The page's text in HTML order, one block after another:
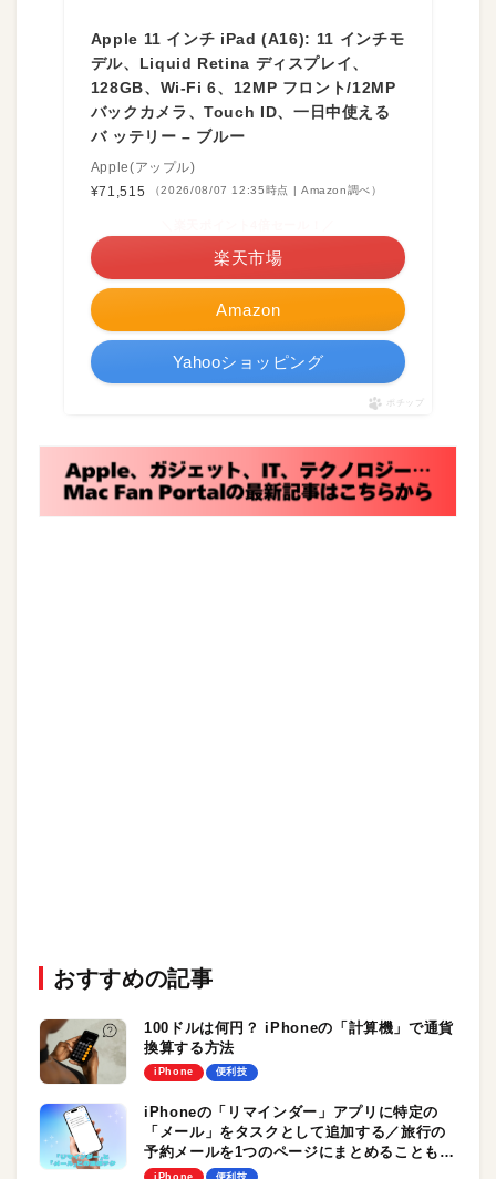
Apple 11 インチ iPad (A16): 11 インチモ
デル、Liquid Retina ディスプレイ、
128GB、Wi-Fi 6、12MP フロント/12MP
バックカメラ、Touch ID、一日中使える
バ ッテリー – ブルー
Apple(アップル)
¥71,515
（2026/08/07 12:35時点 | Amazon調べ）
Amazon
楽天市場
Yahooショッピング
ポチップ
おすすめの記事
100ドルは何円？ iPhoneの「計算機」で通貨
換算する方法
iPhone 便利技
iPhoneの「リマインダー」アプリに特定の
「メール」をタスクとして追加する／旅行の
予約メールを1つのページにまとめることも可
能です！
iPhone 便利技